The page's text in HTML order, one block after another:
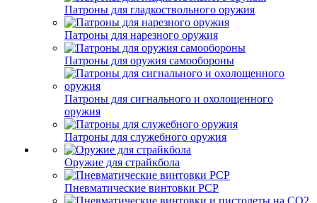
Патроны для гладкоствольного оружия
Патроны для нарезного оружия
Патроны для оружия самообороны
Патроны для сигнального и охолощенного
оружия
Патроны для служебного оружия
Оружие для страйкбола
Пневматические винтовки PCP